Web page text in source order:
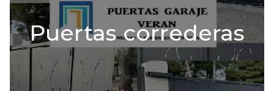
Puertas correderas